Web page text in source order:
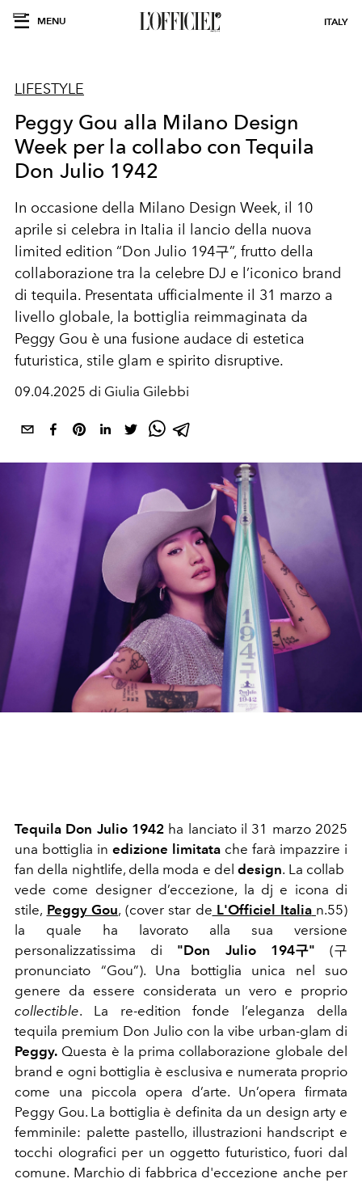
MENU ITALY
LIFESTYLE
Peggy Gou alla Milano Design
Week per la collabo con Tequila
Don Julio 1942
In occasione della Milano Design Week, il 10
aprile si celebra in Italia il lancio della nuova
limited edition “Don Julio 194구”, frutto della
collaborazione tra la celebre DJ e l’iconico brand
di tequila. Presentata ufficialmente il 31 marzo a
livello globale, la bottiglia reimmaginata da
Peggy Gou è una fusione audace di estetica
futuristica, stile glam e spirito disruptive.
09.04.2025 di Giulia Gilebbi
Tequila Don Julio 1942 ha lanciato il 31 marzo 2025
una bottiglia in edizione limitata che farà impazzire i
fan della nightlife, della moda e deldesign. La collab
vede come designer d’eccezione, la dj e icona di
stile, Peggy Gou, (cover star de L'Officiel Italia n.55)
la quale ha lavorato alla sua versione
personalizzatissima di "Don Julio 194구" (구
pronunciato “Gou”).
Una bottiglia unica nel suo
genere da essere considerata un vero e proprio
collectible. La re-edition fonde l’eleganza della
tequila premium Don Julio con la vibe urban-glam di
Peggy. Questa è la prima collaborazione globale del
brand e ogni bottiglia è esclusiva e numerata proprio
come una piccola opera d’arte. Un’opera firmata
Peggy Gou. La bottiglia è definita da un design arty e
femminile: palette pastello, illustrazioni handscript e
tocchi olografici per un oggetto futuristico, fuori dal
comune. Marchio di fabbrica d'eccezione anche per